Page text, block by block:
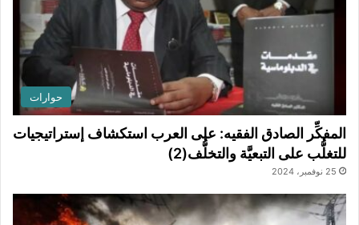
حوارات
المفكِّر الصادق الفقيه: على العرب استكشاف إستراتيجيات
للتغلُّب على التبعيَّة والتخلُّف(2)
25 نوفمبر، 2024